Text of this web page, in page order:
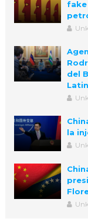
fake
del
la